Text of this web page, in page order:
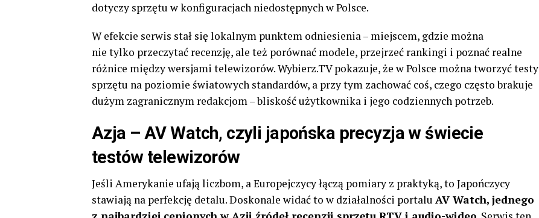
dotyczy sprzętu w konfiguracjach niedostępnych w Polsce.
W efekcie serwis stał się lokalnym punktem odniesienia – miejscem, gdzie można
nie tylko przeczytać recenzję, ale też porównać modele, przejrzeć rankingi i poznać realne
różnice między wersjami telewizorów. Wybierz.TV pokazuje, że w Polsce można tworzyć testy
sprzętu na poziomie światowych standardów, a przy tym zachować coś, czego często brakuje
dużym zagranicznym redakcjom – bliskość użytkownika i jego codziennych potrzeb.
Azja – AV Watch, czyli japońska precyzja w świecie
testów telewizorów
Jeśli Amerykanie ufają liczbom, a Europejczycy łączą pomiary z praktyką, to Japończycy
stawiają na perfekcję detalu. Doskonale widać to w działalności portalu AV Watch, jednego